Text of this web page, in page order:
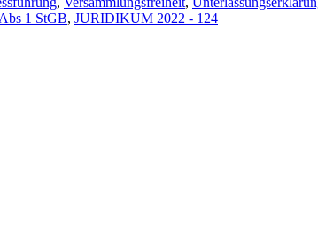
1 StGB, JURIDIKUM 2022 - 124